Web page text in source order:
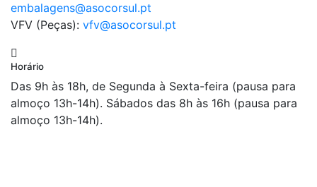
embalagens@asocorsul.pt
VFV (Peças): vfv@asocorsul.pt
Horário
Das 9h às 18h, de Segunda à Sexta-feira (pausa para
almoço 13h-14h). Sábados das 8h às 16h (pausa para
almoço 13h-14h).